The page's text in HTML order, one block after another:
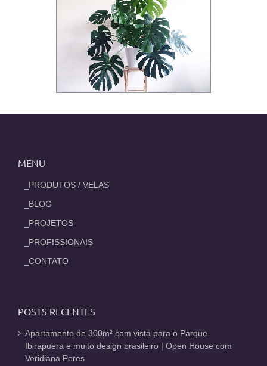
MENU
_PRODUTOS / VELAS
_BLOG
_PROJETOS
_PROFISSIONAIS
_CONTATO
POSTS RECENTES
Apartamento de 300m² com vista para o Parque
Ibirapuera e muito design brasileiro | Open House com
Veridiana Peres